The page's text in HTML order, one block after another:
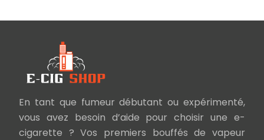
En tant que fumeur débutant ou expérimenté,
vous avez besoin d’aide pour choisir une e-
cigarette ? Vos premiers bouffés de vapeur